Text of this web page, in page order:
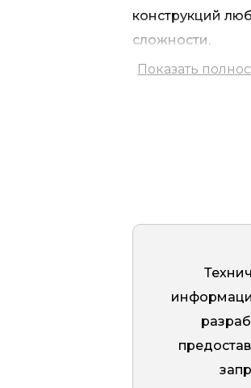
конструкций
сложности.
для
Толщина стенки
мм, высота —
фланца 4 мм,
устойчивость
Показать